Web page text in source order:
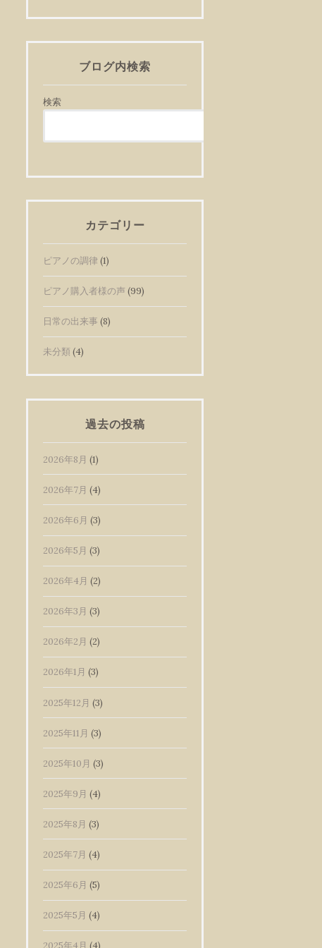
ブログ内検索
検索
カテゴリー
ピアノの調律(1)
ピアノ購入者様の声 (99)
日常の出来事 (8)
未分類 (4)
過去の投稿
2026年8月 (1)
2026年7月 (4)
2026年6月 (3)
2026年5月 (3)
2026年4月 (2)
2026年3月 (3)
2026年2月 (2)
2026年1月 (3)
2025年12月 (3)
2025年11月 (3)
2025年10月 (3)
2025年9月 (4)
2025年8月 (3)
2025年7月 (4)
2025年6月 (5)
2025年5月 (4)